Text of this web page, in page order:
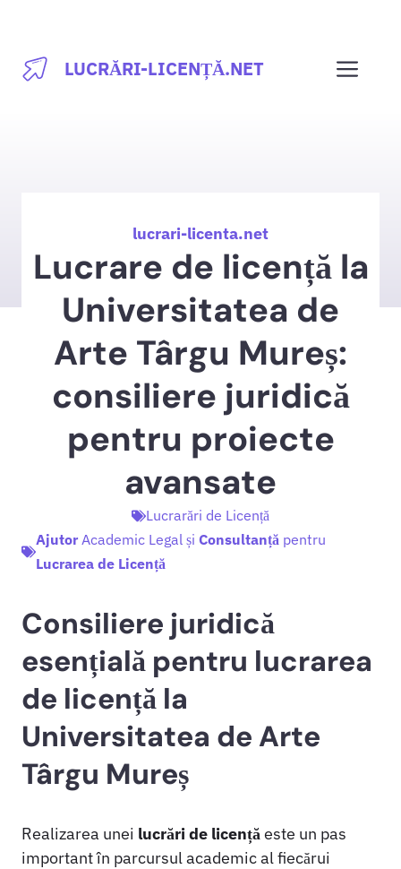
conținut
LUCRĂRI-LICENȚĂ.NET
lucrari-licenta.net
Lucrare de licență la
Universitatea de
Arte Târgu Mureș:
consiliere juridică
pentru proiecte
avansate
Lucrarări de Licență
Ajutor Academic Legal și Consultanță pentru
Lucrarea de Licență
Consiliere juridică
esențială pentru lucrarea
de licență la
Universitatea de Arte
Târgu Mureș
Realizarea unei lucrări de licențăeste un pas
important în parcursul academic al fiecărui